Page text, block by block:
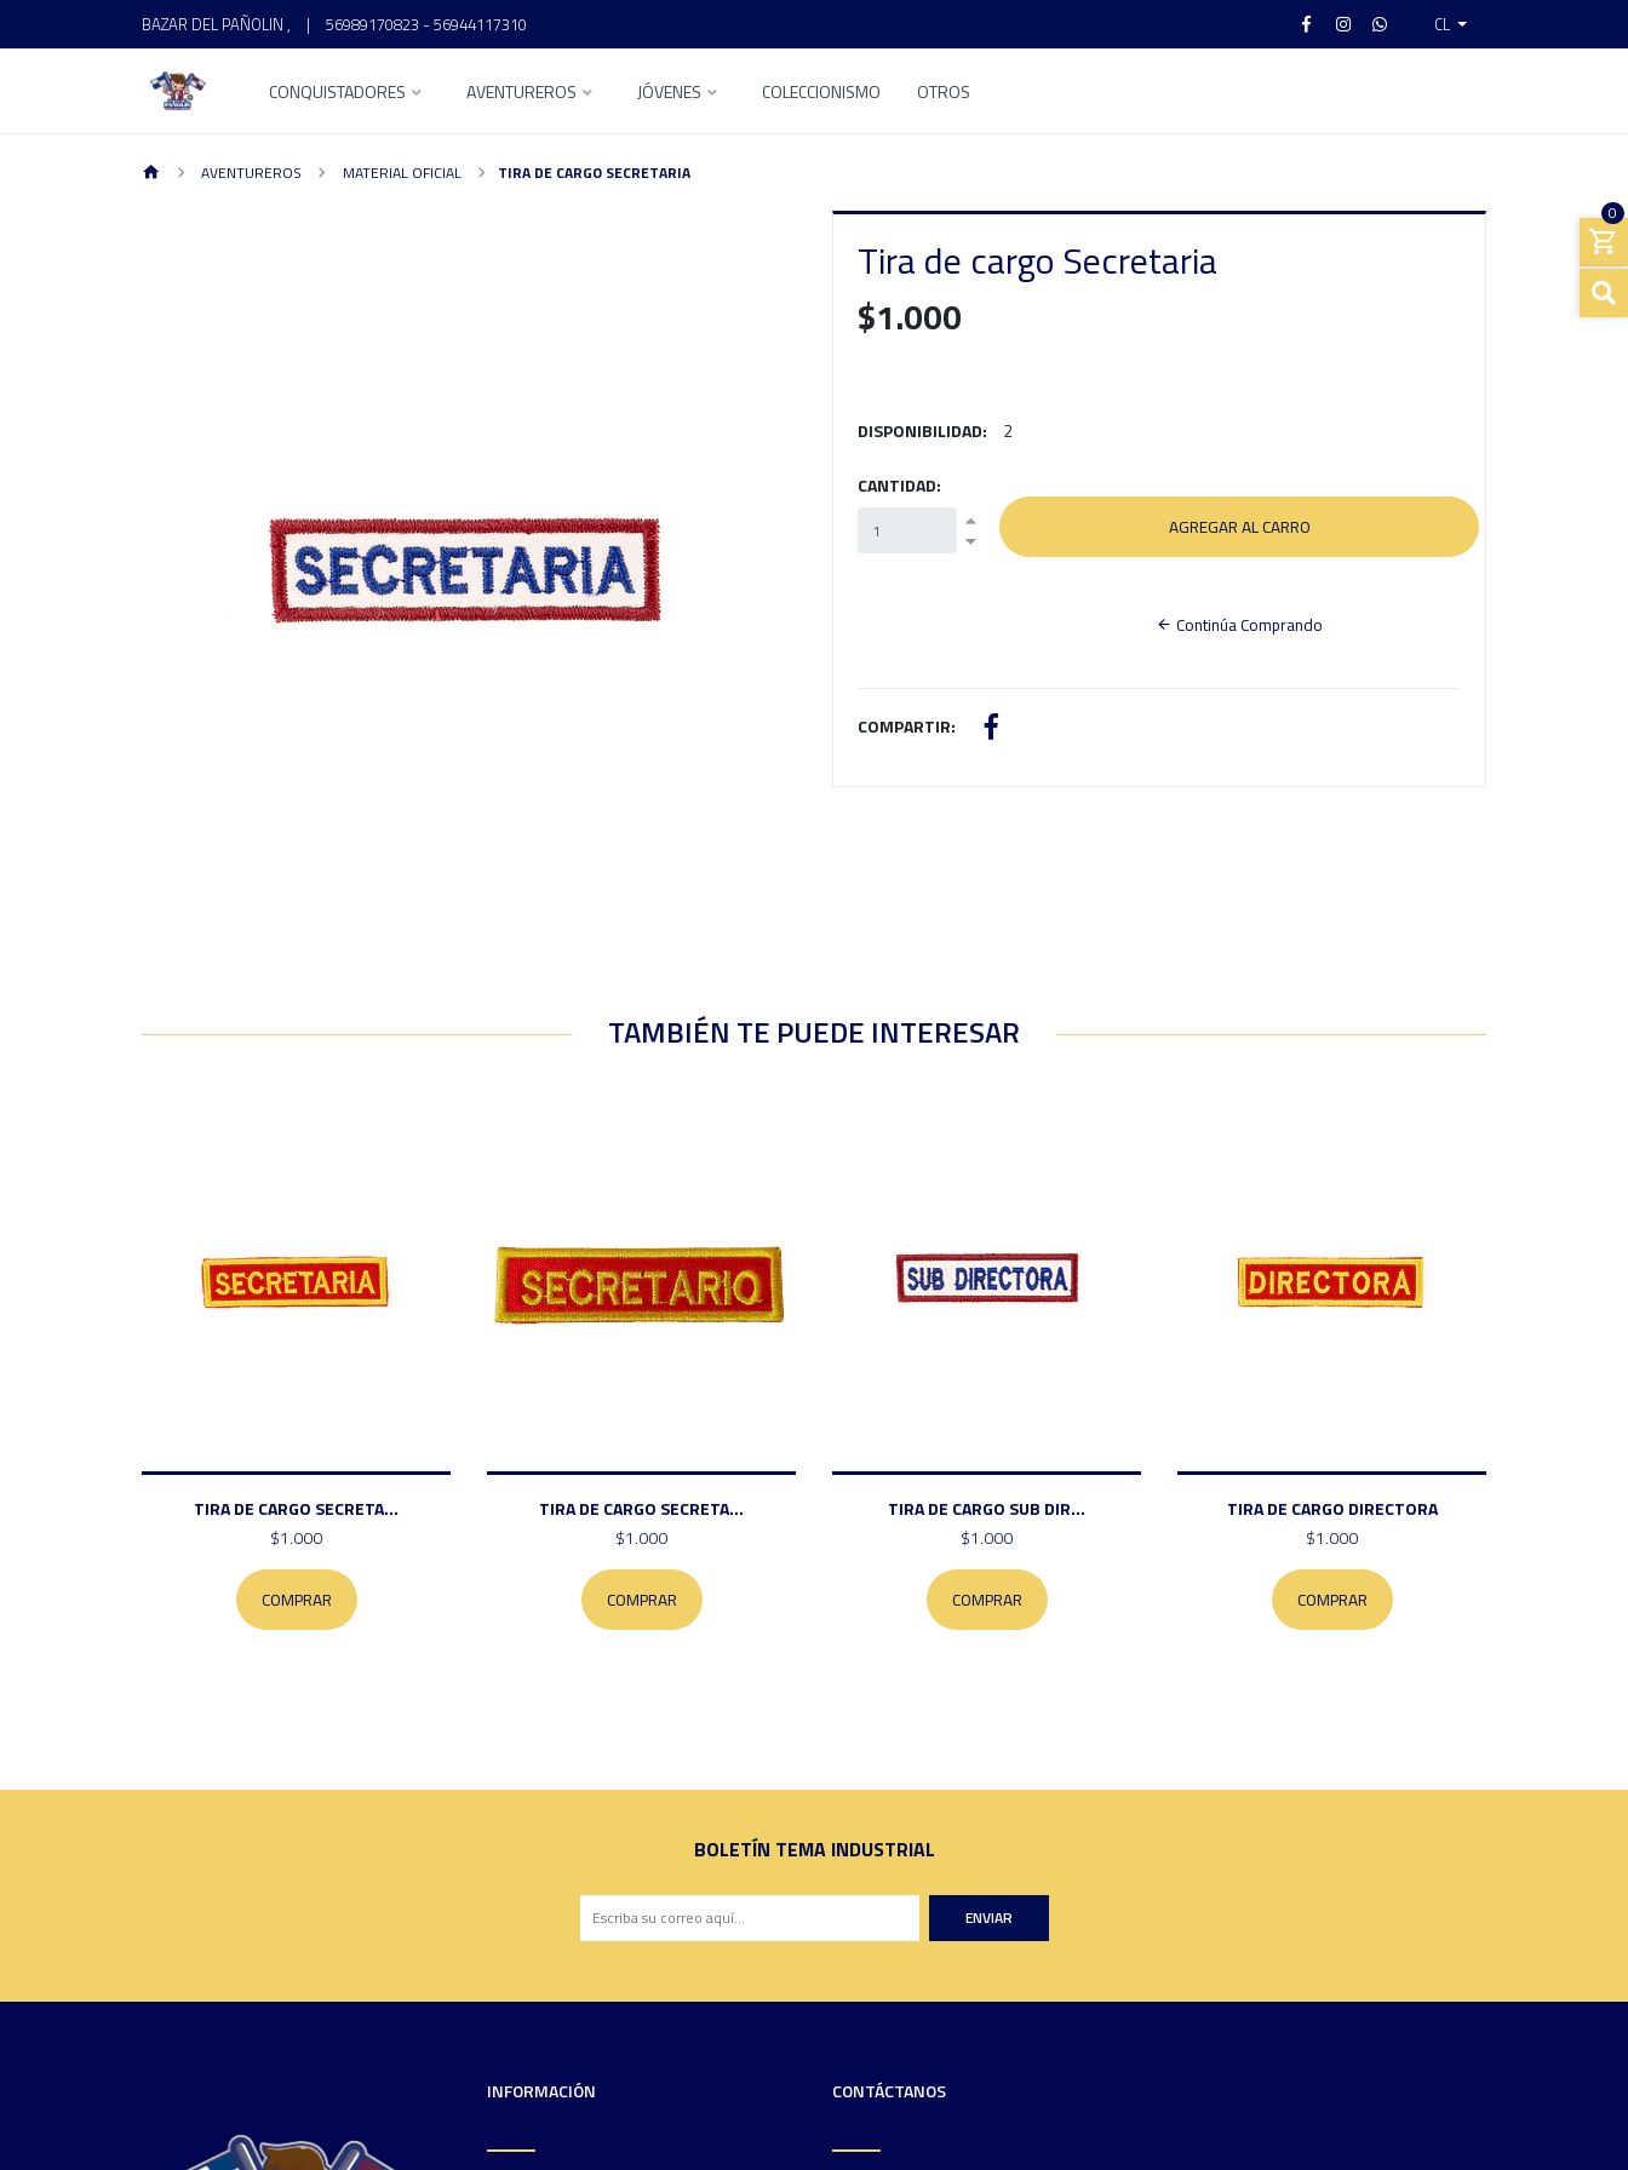
BAZAR DEL PAÑOLIN , | 56989170823 - 56944117310 CL
CONQUISTADORES AVENTUREROS JÓVENES COLECCIONISMO OTROS
0
AVENTUREROS MATERIAL OFICIAL TIRA DE CARGO SECRETARIA
Tira de cargo Secretaria
$1.000
DISPONIBILIDAD: 2
CANTIDAD:
Continúa Comprando
COMPARTIR:
TAMBIÉN TE PUEDE INTERESAR
TIRA DE CARGO SECRETA...
$1.000
COMPRAR
TIRA DE CARGO SECRETA...
$1.000
COMPRAR
TIRA DE CARGO SUB DIR...
$1.000
COMPRAR
TIRA DE CARGO DIRECTORA
$1.000
COMPRAR
BOLETÍN TEMA INDUSTRIAL
ENVIAR
INFORMACIÓN CONTÁCTANOS